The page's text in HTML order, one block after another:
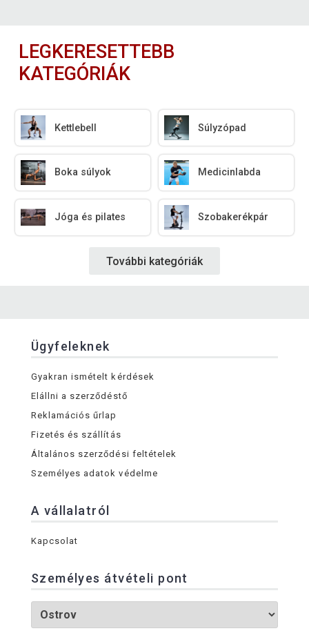
LEGKERESETTEBB
KATEGÓRIÁK
Kettlebell Súlyzópad
Boka súlyok Medicinlabda
Jóga és pilates Szobakerékpár
További kategóriák
Ügyfeleknek
Gyakran ismételt kérdések
Elállni a szerződéstő
Reklamációs űrlap
Fizetés és szállítás
Általános szerződési feltételek
Személyes adatok védelme
A vállalatról
Kapcsolat
Személyes átvételi pont